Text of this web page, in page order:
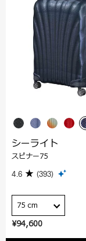
¥94,600
シーライト
スピナー75
4.6 (393)
75 cm